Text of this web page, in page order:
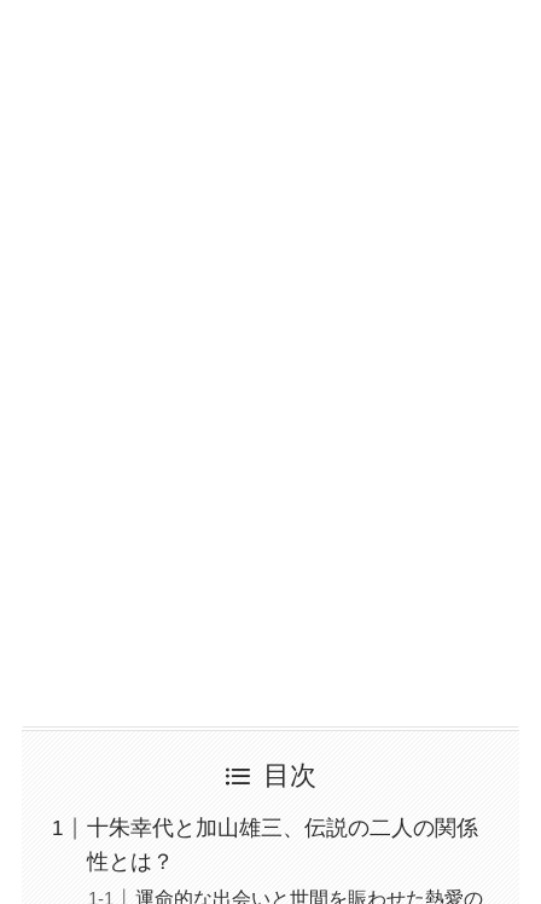
目次
十朱幸代と加山雄三、伝説の二人の関係
性とは？
運命的な出会いと世間を賑わせた熱愛の